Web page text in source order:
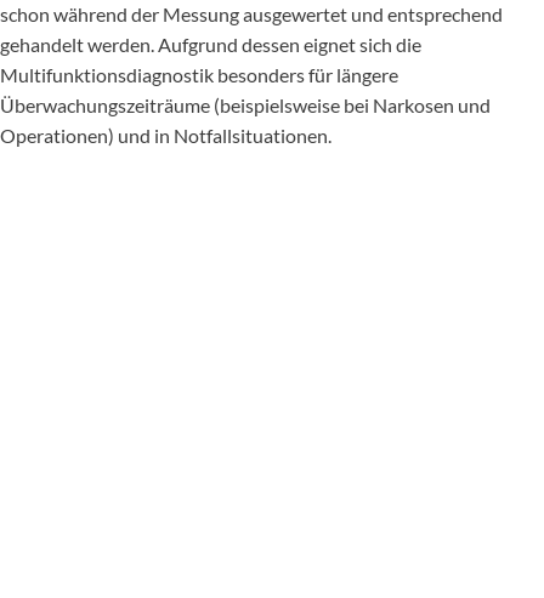
schon während der Messung ausgewertet und entsprechend
gehandelt werden. Aufgrund dessen eignet sich die
Multifunktionsdiagnostik besonders für längere
Überwachungszeiträume (beispielsweise bei Narkosen und
Operationen) und in Notfallsituationen.